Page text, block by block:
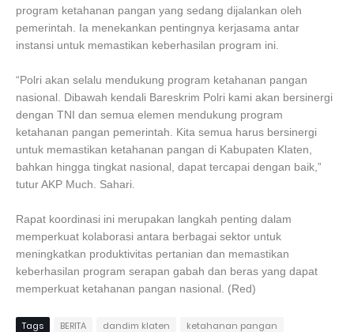
program ketahanan pangan yang sedang dijalankan oleh
pemerintah. Ia menekankan pentingnya kerjasama antar
instansi untuk memastikan keberhasilan program ini.
“Polri akan selalu mendukung program ketahanan pangan
nasional. Dibawah kendali Bareskrim Polri kami akan bersinergi
dengan TNI dan semua elemen mendukung program
ketahanan pangan pemerintah. Kita semua harus bersinergi
untuk memastikan ketahanan pangan di Kabupaten Klaten,
bahkan hingga tingkat nasional, dapat tercapai dengan baik,”
tutur AKP Much. Sahari.
Rapat koordinasi ini merupakan langkah penting dalam
memperkuat kolaborasi antara berbagai sektor untuk
meningkatkan produktivitas pertanian dan memastikan
keberhasilan program serapan gabah dan beras yang dapat
memperkuat ketahanan pangan nasional. (Red)
Tags BERITA dandim klaten
ketahanan pangan